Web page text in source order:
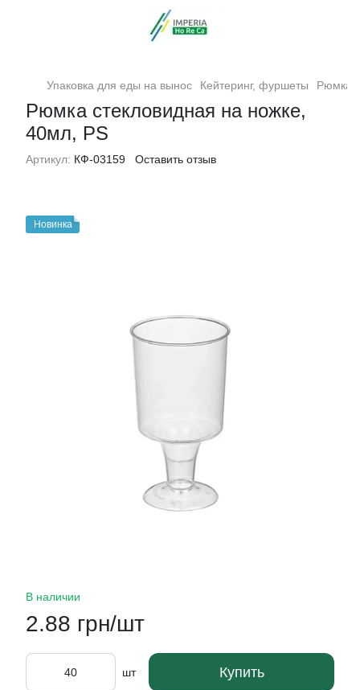
Упаковка для еды на вынос Кейтеринг, фуршеты Рюмка
Рюмка стекловидная на ножке,
40мл, PS
Артикул: КФ-03159 Оставить отзыв
Новинка
В наличии
2.88 грн/шт
шт Купить